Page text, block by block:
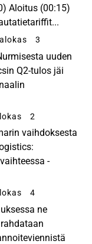
Aloitus (00:15)
3
uuden
Q2-tulos jäi
2
vaihdoksesta
-
4
ne